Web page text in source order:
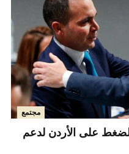
مجتمع
على الأردن لدعم